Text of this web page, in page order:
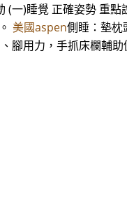
一)睡覺 正確姿勢 重
美國aspen側睡：墊枕
腳用力，手抓床欄輔